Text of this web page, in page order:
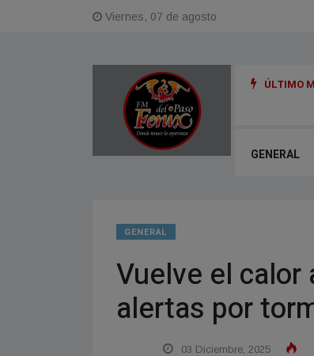
Viernes, 07 de agosto
ÚLTIMO
para reactivar obras cloacales en Corrientes y Paso de la Patria
GENERAL
GENERAL
Vuelve el calor
alertas por
03 Diciembre, 2025